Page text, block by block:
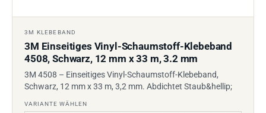
3M KLEBEBAND
3M Einseitiges Vinyl-Schaumstoff-Klebeband
4508, Schwarz, 12 mm x 33 m, 3.2 mm
3M 4508 – Einseitiges Vinyl-Schaumstoff-Klebeband,
Schwarz, 12 mm x 33 m, 3,2 mm. Abdichtet Staub&hellip;
VARIANTE WÄHLEN